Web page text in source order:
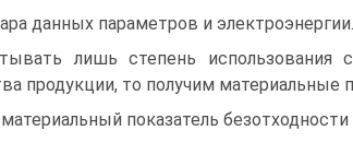
данных параметров и электроэнергии.
лишь степень использования
продукции, то получим материальные
показатель